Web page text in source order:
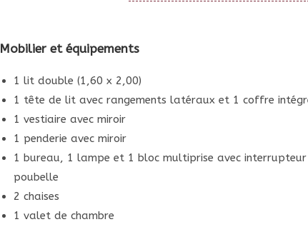
Mobilier et équipements
1 lit double (1,60 x 2,00)
1 tête de lit avec rangements latéraux et 1 coffre
1 vestiaire avec miroir
1 penderie avec miroir
1 bureau, 1 lampe et 1 bloc multiprise avec interrupteur
poubelle
2 chaises
1 valet de chambre